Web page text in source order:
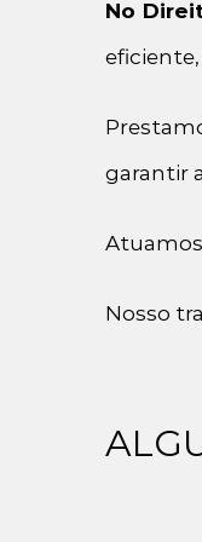
No
garantir
Nosso